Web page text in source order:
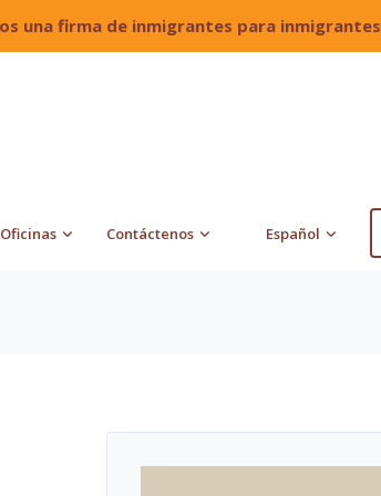
una firma de inmigrantes para inmigrantes
Oficinas Contáctenos Español